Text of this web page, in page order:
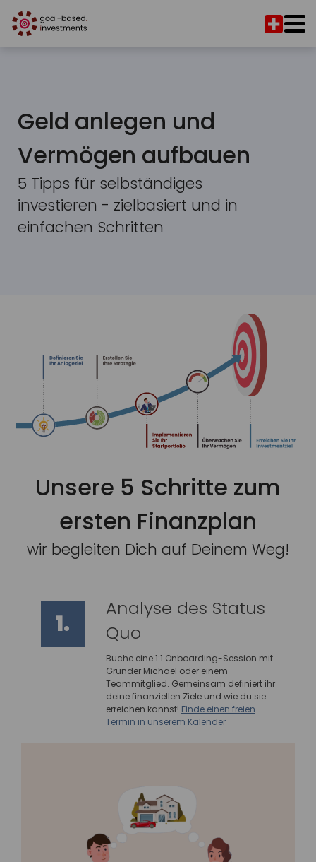
Geld anlegen und
Vermögen aufbauen
5 Tipps für selbständiges
investieren - zielbasiert und in
einfachen Schritten
Unsere 5 Schritte zum
ersten Finanzplan
wir begleiten Dich auf Deinem Weg!
1.
Analyse des Status
Quo
Buche eine 1:1 Onboarding-Session mit
Gründer Michael oder einem
Teammitglied. Gemeinsam definiert ihr
deine finanziellen Ziele und wie du sie
erreichen kannst! Finde einen freien
Termin in unserem Kalender